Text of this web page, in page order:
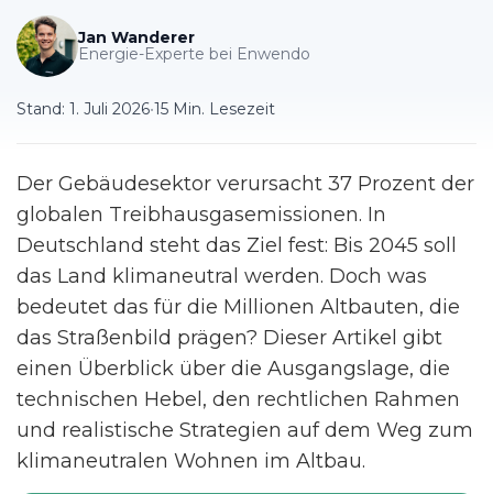
Jan Wanderer
Energie-Experte bei Enwendo
Stand: 1. Juli 2026•15 Min. Lesezeit
Der Gebäudesektor verursacht 37 Prozent der
globalen Treibhausgasemissionen. In
Deutschland steht das Ziel fest: Bis 2045 soll
das Land klimaneutral werden. Doch was
bedeutet das für die Millionen Altbauten, die
das Straßenbild prägen? Dieser Artikel gibt
einen Überblick über die Ausgangslage, die
technischen Hebel, den rechtlichen Rahmen
und realistische Strategien auf dem Weg zum
klimaneutralen Wohnen im Altbau.